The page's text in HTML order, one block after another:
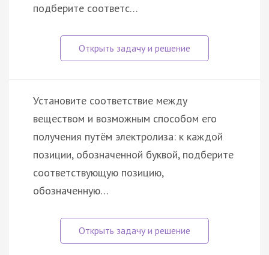
подберите соответс…
Установите соответствие между
веществом и возможным способом его
получения путём электролиза: к каждой
позиции, обозначенной буквой, подберите
соответствующую позицию,
обозначенную…